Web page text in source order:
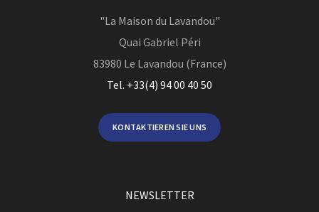
"La Maison du Lavandou"
Quai Gabriel Péri
83980 Le Lavandou (France)
Tel. +33(4) 94 00 40 50
KONTAKTIEREN SIE UNS
NEWSLETTER